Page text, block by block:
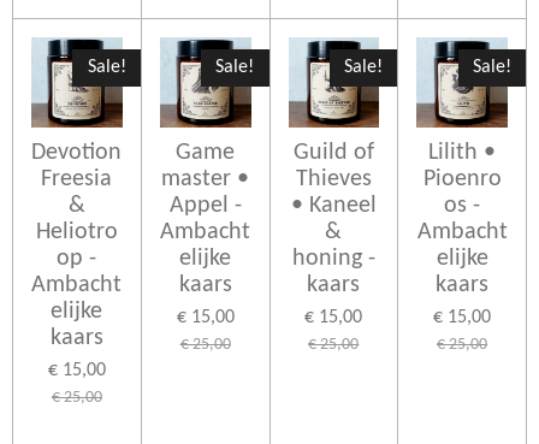
Sale!
Devotion
Freesia
&
Heliotro
op -
Ambacht
elijke
kaars
€ 15,00
€ 25,00
Sale!
Game
master •
Appel -
Ambacht
elijke
kaars
€ 15,00
€ 25,00
Sale!
Guild of
Thieves
• Kaneel
&
honing -
kaars
€ 15,00
€ 25,00
Sale!
Lilith •
Pioenro
os -
Ambacht
elijke
kaars
€ 15,00
€ 25,00